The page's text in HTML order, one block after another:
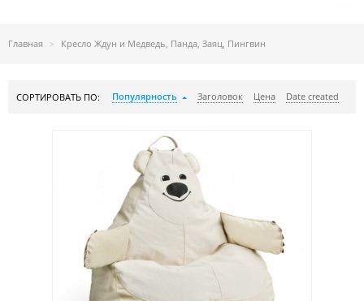
Главная Кресло Ждун и Медведь, Панда, Заяц, Пингвин
СОРТИРОВАТЬ ПО: Популярность Заголовок Цена Date created